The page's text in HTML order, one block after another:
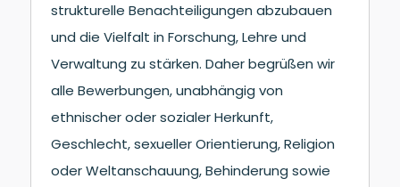
strukturelle Benachteiligungen abzubauen
und die Vielfalt in Forschung, Lehre und
Verwaltung zu stärken. Daher begrüßen wir
alle Bewerbungen, unabhängig von
ethnischer oder sozialer Herkunft,
Geschlecht, sexueller Orientierung, Religion
oder Weltanschauung, Behinderung sowie